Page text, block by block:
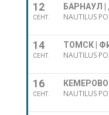
12
СЕНТ.
БАРНАУЛ
NAUTILUS
14
СЕНТ.
ТОМСК |
NAUTILUS
16
СЕНТ.
КЕМЕРОВО
NAUTILUS